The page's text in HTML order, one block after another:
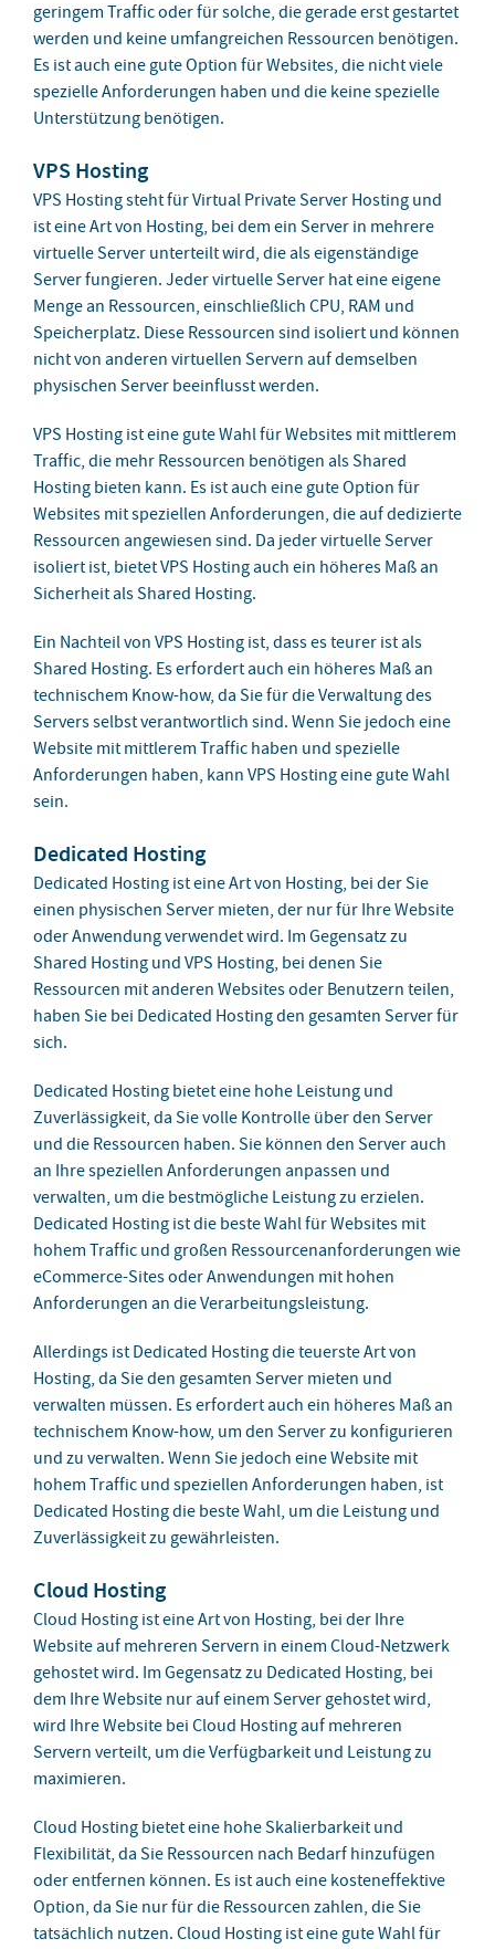
geringem Traffic oder für solche, die gerade erst gestartet
werden und keine umfangreichen Ressourcen benötigen.
Es ist auch eine gute Option für Websites, die nicht viele
spezielle Anforderungen haben und die keine spezielle
Unterstützung benötigen.
VPS Hosting
VPS Hosting steht für Virtual Private Server Hosting und
ist eine Art von Hosting, bei dem ein Server in mehrere
virtuelle Server unterteilt wird, die als eigenständige
Server fungieren. Jeder virtuelle Server hat eine eigene
Menge an Ressourcen, einschließlich CPU, RAM und
Speicherplatz. Diese Ressourcen sind isoliert und können
nicht von anderen virtuellen Servern auf demselben
physischen Server beeinflusst werden.
VPS Hosting ist eine gute Wahl für Websites mit mittlerem
Traffic, die mehr Ressourcen benötigen als Shared
Hosting bieten kann. Es ist auch eine gute Option für
Websites mit speziellen Anforderungen, die auf dedizierte
Ressourcen angewiesen sind. Da jeder virtuelle Server
isoliert ist, bietet VPS Hosting auch ein höheres Maß an
Sicherheit als Shared Hosting.
Ein Nachteil von VPS Hosting ist, dass es teurer ist als
Shared Hosting. Es erfordert auch ein höheres Maß an
technischem Know-how, da Sie für die Verwaltung des
Servers selbst verantwortlich sind. Wenn Sie jedoch eine
Website mit mittlerem Traffic haben und spezielle
Anforderungen haben, kann VPS Hosting eine gute Wahl
sein.
Dedicated Hosting
Dedicated Hosting ist eine Art von Hosting, bei der Sie
einen physischen Server mieten, der nur für Ihre Website
oder Anwendung verwendet wird. Im Gegensatz zu
Shared Hosting und VPS Hosting, bei denen Sie
Ressourcen mit anderen Websites oder Benutzern teilen,
haben Sie bei Dedicated Hosting den gesamten Server für
sich.
Dedicated Hosting bietet eine hohe Leistung und
Zuverlässigkeit, da Sie volle Kontrolle über den Server
und die Ressourcen haben. Sie können den Server auch
an Ihre speziellen Anforderungen anpassen und
verwalten, um die bestmögliche Leistung zu erzielen.
Dedicated Hosting ist die beste Wahl für Websites mit
hohem Traffic und großen Ressourcenanforderungen wie
eCommerce-Sites oder Anwendungen mit hohen
Anforderungen an die Verarbeitungsleistung.
Allerdings ist Dedicated Hosting die teuerste Art von
Hosting, da Sie den gesamten Server mieten und
verwalten müssen. Es erfordert auch ein höheres Maß an
technischem Know-how, um den Server zu konfigurieren
und zu verwalten. Wenn Sie jedoch eine Website mit
hohem Traffic und speziellen Anforderungen haben, ist
Dedicated Hosting die beste Wahl, um die Leistung und
Zuverlässigkeit zu gewährleisten.
Cloud Hosting
Cloud Hosting ist eine Art von Hosting, bei der Ihre
Website auf mehreren Servern in einem Cloud-Netzwerk
gehostet wird. Im Gegensatz zu Dedicated Hosting, bei
dem Ihre Website nur auf einem Server gehostet wird,
wird Ihre Website bei Cloud Hosting auf mehreren
Servern verteilt, um die Verfügbarkeit und Leistung zu
maximieren.
Cloud Hosting bietet eine hohe Skalierbarkeit und
Flexibilität, da Sie Ressourcen nach Bedarf hinzufügen
oder entfernen können. Es ist auch eine kosteneffektive
Option, da Sie nur für die Ressourcen zahlen, die Sie
tatsächlich nutzen. Cloud Hosting ist eine gute Wahl für